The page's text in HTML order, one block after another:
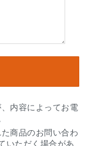
内容によってお電
商品のお問い合わ
いただく場合があ